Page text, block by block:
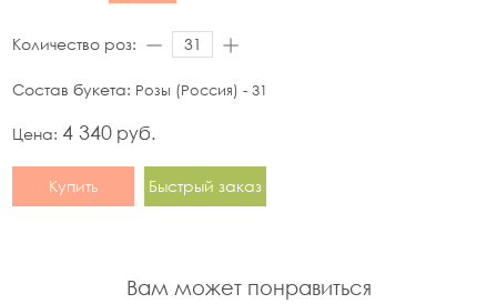
Количество роз:
Состав букета: Розы (Россия) - 31
Цена: 4 340 руб.
Купить Быстрый заказ
Вам может понравиться